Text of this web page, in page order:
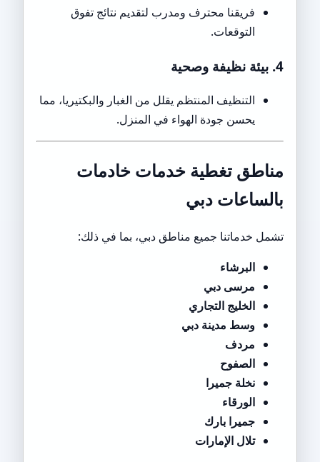
فريقنا محترف ومدرب لتقديم نتائج تفوق
التوقعات.
4. بيئة نظيفة وصحية
التنظيف المنتظم يقلل من الغبار والبكتيريا، مما
يحسن جودة الهواء في المنزل.
مناطق تغطية خدمات خادمات
بالساعات دبي
تشمل خدماتنا جميع مناطق دبي، بما في ذلك:
البرشاء
مرسى دبي
الخليج التجاري
وسط مدينة دبي
مردف
الصفوح
نخلة جميرا
الورقاء
جميرا بارك
تلال الإمارات